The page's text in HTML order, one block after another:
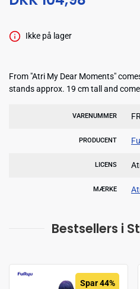
Ikke på lager
From "Atri My Dear Moments"
stands approx. 19 cm tall and
VARENUMMER
PRODUCENT
LICENS
MÆRKE
Bestsellers i
Spar 44%